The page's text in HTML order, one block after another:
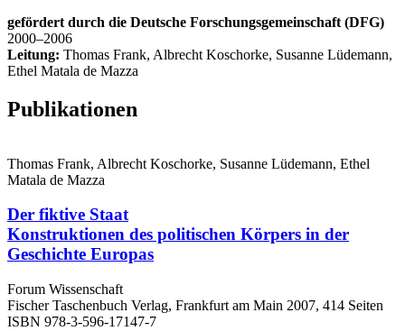
gefördert durch die Deutsche Forschungsgemeinschaft (DFG)
2000–2006
Leitung: Thomas Frank, Albrecht Koschorke, Susanne Lüdemann,
Ethel Matala de Mazza
Publikationen
Thomas Frank, Albrecht Koschorke, Susanne Lüdemann, Ethel
Matala de Mazza
Der fiktive Staat
Konstruktionen des politischen Körpers in der
Geschichte Europas
Forum Wissenschaft
Fischer Taschenbuch Verlag, Frankfurt am Main 2007, 414 Seiten
ISBN 978-3-596-17147-7